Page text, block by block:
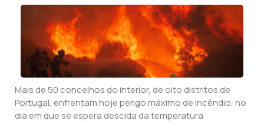
Mais de 50 concelhos do interior, de oito distritos de
Portugal, enfrentam hoje perigo máximo de incêndio, no
dia em que se espera descida da temperatura